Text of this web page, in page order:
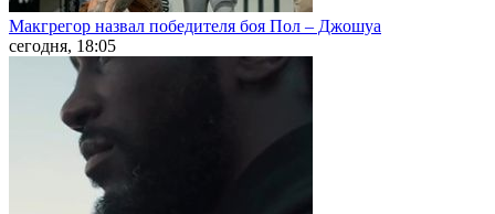
Макгрегор назвал победителя боя Пол – Джошуа
сегодня, 18:05